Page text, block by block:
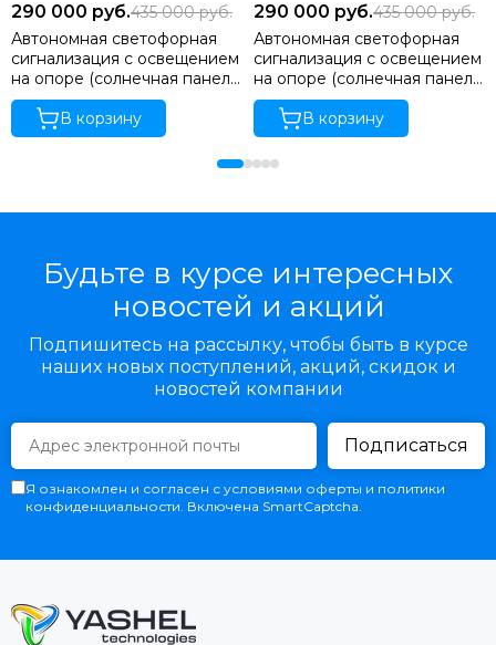
290 000 руб.435 000руб.
Автономная светофорная
сигнализация с освещением
на опоре (солнечная панель
585 Вт)
В корзину
290 000 руб.435 000руб.
Автономная светофорная
сигнализация с освещением
на опоре (солнечная панель
200 Вт + ветрогенератор
400 Вт)В корзину
Будьте в курсе интересных
новостей и акций
Подпишитесь на рассылку, чтобы быть в курсе
наших новых поступлений, акций, скидок и
новостей компании
Подписаться
Я ознакомлен и согласен с условиями оферты и политики
конфиденциальности. Включена SmartCaptcha.